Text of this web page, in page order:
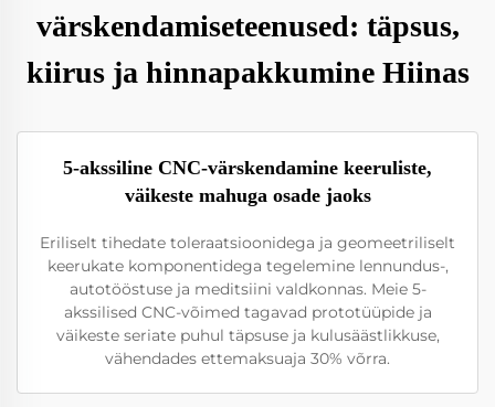
värskendamiseteenused: täpsus,
kiirus ja hinnapakkumine Hiinas
5-akssiline CNC-värskendamine keeruliste,
väikeste mahuga osade jaoks
Eriliselt tihedate toleraatsioonidega ja geomeetriliselt
keerukate komponentidega tegelemine lennundus-,
autotööstuse ja meditsiini valdkonnas. Meie 5-
akssilised CNC-võimed tagavad prototüüpide ja
väikeste seriate puhul täpsuse ja kulusäästlikkuse,
vähendades ettemaksuaja 30% võrra.